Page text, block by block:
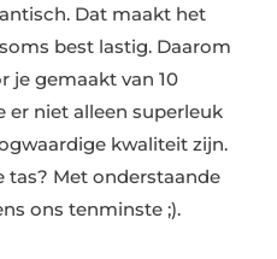
Dat maakt het
best lastig. Daarom
je gemaakt van 10
er niet alleen superleuk
kwaliteit zijn.
tas? Met onderstaande
ons tenminste ;).